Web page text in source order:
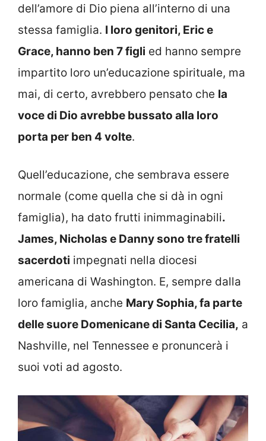
dell’amore di Dio piena all’interno di una
stessa famiglia. I loro genitori, Eric e
Grace, hanno ben 7 figli ed hanno sempre
impartito loro un’educazione spirituale, ma
mai, di certo, avrebbero pensato che la
voce di Dio avrebbe bussato alla loro
porta per ben 4 volte.
Quell’educazione, che sembrava essere
normale (come quella che si dà in ogni
famiglia), ha dato frutti inimmaginabili.
James, Nicholas e Danny sono tre fratelli
sacerdoti impegnati nella diocesi
americana di Washington. E, sempre dalla
loro famiglia, anche Mary Sophia, fa parte
delle suore Domenicane di Santa Cecilia, a
Nashville, nel Tennessee e pronuncerà i
suoi voti ad agosto.